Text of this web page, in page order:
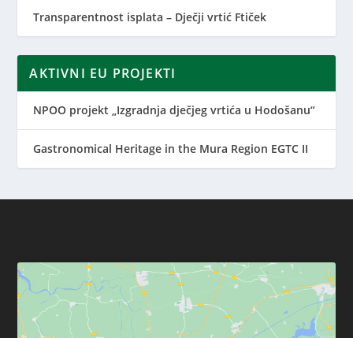
Transparentnost isplata – Dječji vrtić Ftiček
AKTIVNI EU PROJEKTI
NPOO projekt „Izgradnja dječjeg vrtića u Hodošanu“
Gastronomical Heritage in the Mura Region EGTC II